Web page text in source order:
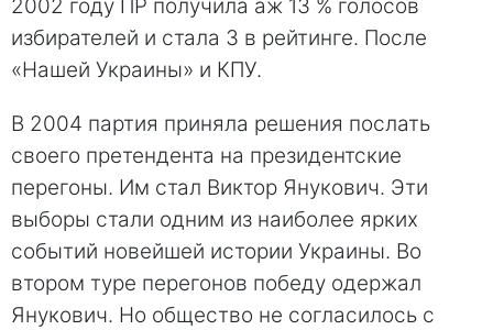
2002 году ПР получила аж 13 % голосов
избирателей и стала 3 в рейтинге. После
«Нашей Украины» и КПУ.
В 2004 партия приняла решения послать
своего претендента на президентские
перегоны. Им стал Виктор Янукович. Эти
выборы стали одним из наиболее ярких
событий новейшей истории Украины. Во
втором туре перегонов победу одержал
Янукович. Но общество не согласилось с